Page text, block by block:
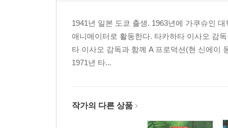
1941년 일본 도쿄 출생. 1963년에 가쿠슈인
애니메이터로 활동한다. 타카하타 이사오 감
타 이사오 감독과 함께 A 프로덕션(현 신에이
1971년 타...
작가의 다른 상품